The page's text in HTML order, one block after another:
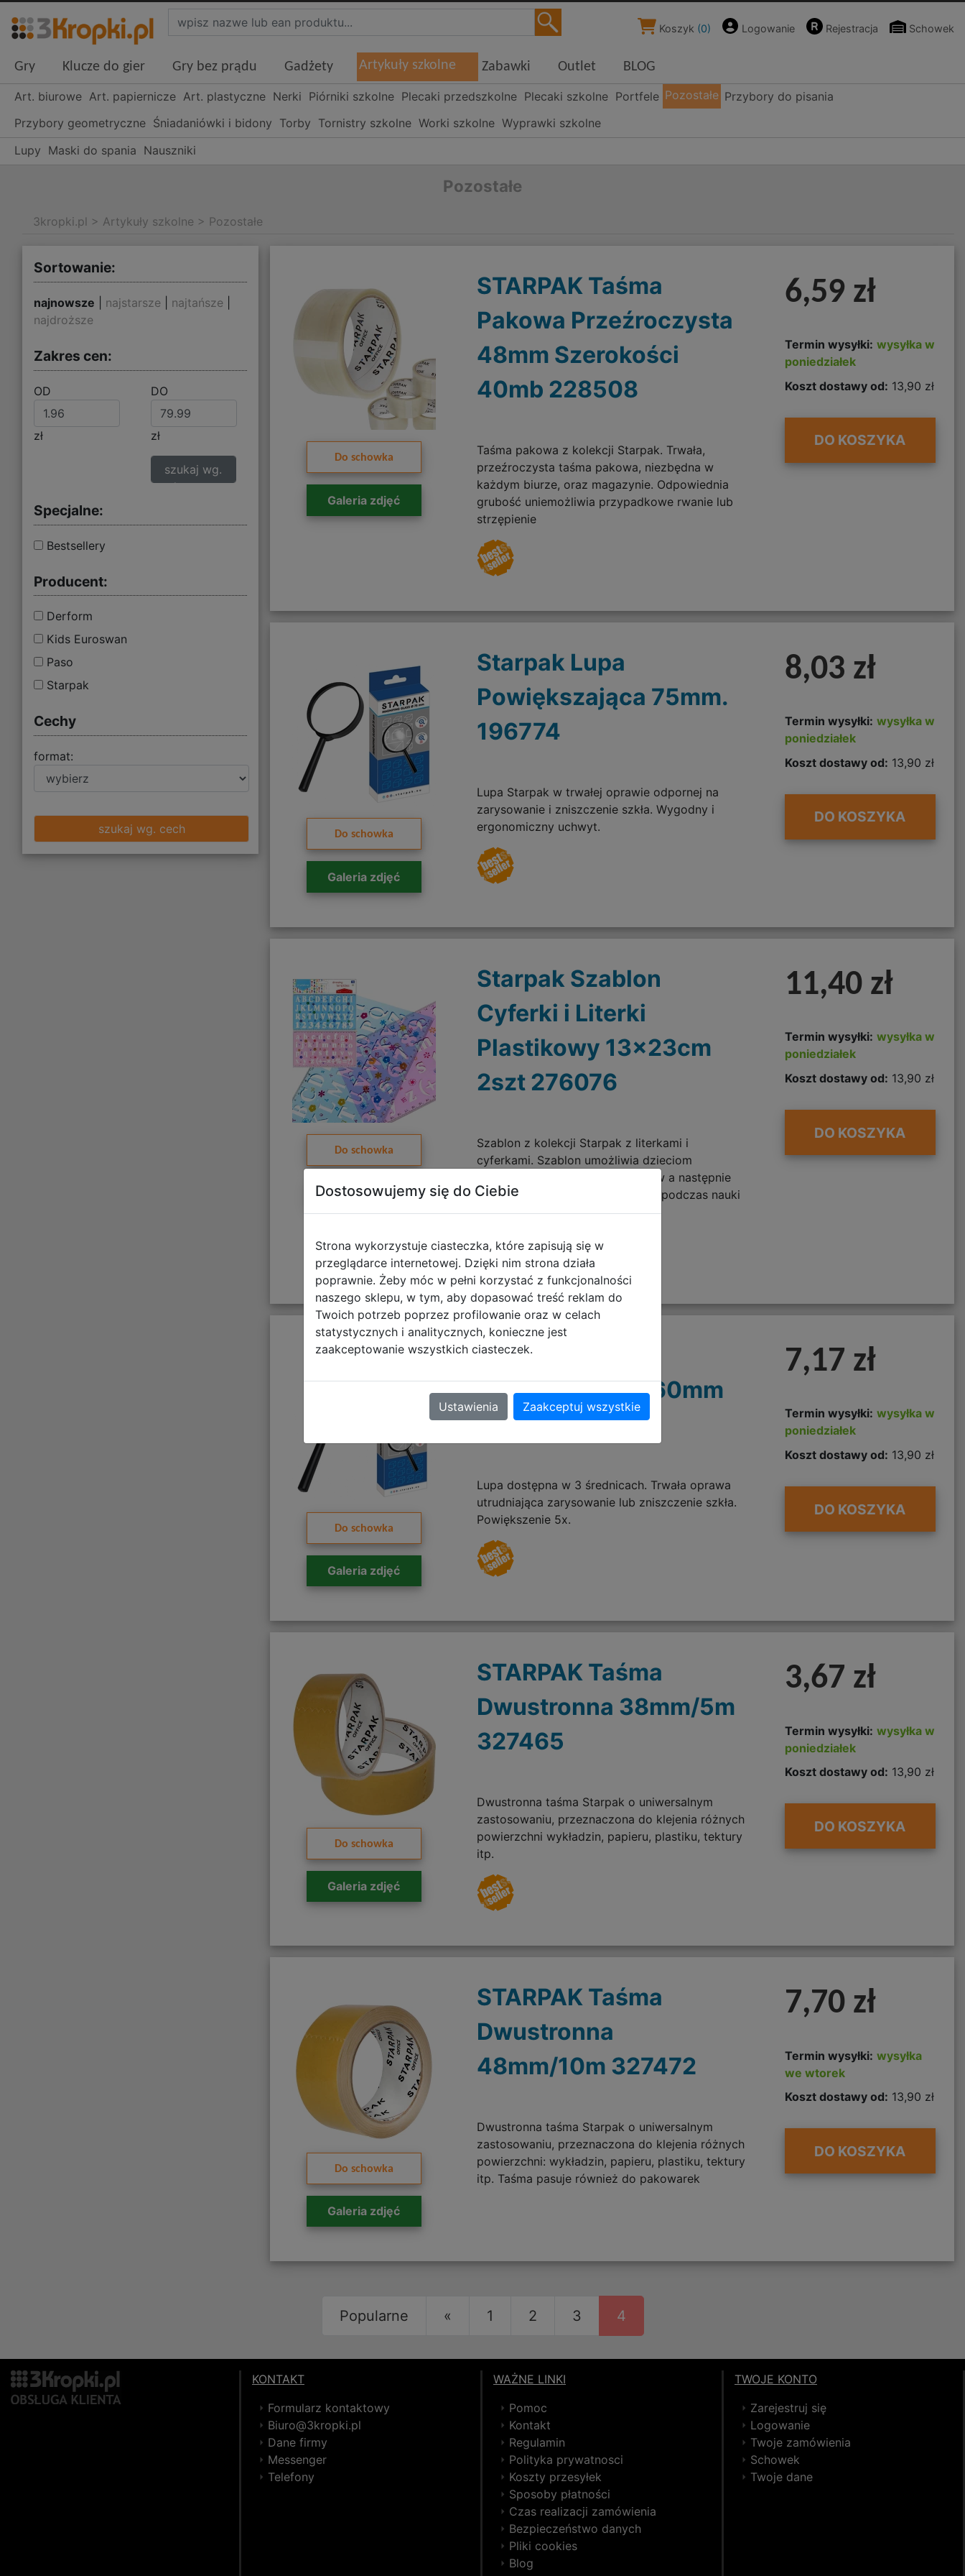
Koszyk (0) Logowanie Rejestracja Schowek
Gry Klucze do gier Gry bez prądu Gadżety Artykuły szkolne Zabawki Outlet BLOG
Art. biurowe Art. papiernicze Art. plastyczne Nerki Piórniki szkolne Plecaki przedszkolne Plecaki szkolne Portfele Pozostałe Przybory do pisania
Przybory geometryczne Śniadaniówki i bidony Torby Tornistry szkolne Worki szkolne Wyprawki szkolne
Lupy Maski do spania Nauszniki
Pozostałe
3kropki.pl > Artykuły szkolne > Pozostałe
Sortowanie:
najnowsze najstarsze najtańsze
najdroższe
Zakres cen:
OD
zł
DO
zł
szukaj wg.
zakresu cen
Specjalne:
Bestsellery
Producent:
Derform
Kids Euroswan
Paso
Starpak
Cechy
format:
szukaj wg. cech
Do schowka
Galeria zdjęć
STARPAK Taśma
Pakowa Przeźroczysta
48mm Szerokości
40mb 228508
Taśma pakowa z kolekcji Starpak. Trwała,
przeźroczysta taśma pakowa, niezbędna w
każdym biurze, oraz magazynie. Odpowiednia
grubość uniemożliwia przypadkowe rwanie lub
strzępienie
6,59 zł
Termin wysyłki: wysyłka w
poniedziałek
Koszt dostawy od: 13,90 zł
DO KOSZYKA
Do schowka
Galeria zdjęć
Starpak Lupa
Powiększająca 75mm.
196774
Lupa Starpak w trwałej oprawie odpornej na
zarysowanie i zniszczenie szkła. Wygodny i
ergonomiczny uchwyt.
8,03 zł
Termin wysyłki: wysyłka w
poniedziałek
Koszt dostawy od: 13,90 zł
DO KOSZYKA
Do schowka
Galeria zdjęć
Starpak Szablon
Cyferki i Literki
Plastikowy 13x23cm
2szt 276076
Szablon z kolekcji Starpak z literkami i
cyferkami. Szablon umożliwia dzieciom
rysowanie precyzyjnych kształtów a następnie
zabawę, np. kolorowanie. Idealny podczas nauki
pisania
11,40 zł
Termin wysyłki: wysyłka w
poniedziałek
Koszt dostawy od: 13,90 zł
DO KOSZYKA
Do schowka
Galeria zdjęć
Starpak Lupa
Powiększająca 60mm
226542
Lupa dostępna w 3 średnicach. Trwała oprawa
utrudniająca zarysowanie lub zniszczenie szkła.
Powiększenie 5x.
7,17 zł
Termin wysyłki: wysyłka w
poniedziałek
Koszt dostawy od: 13,90 zł
DO KOSZYKA
Do schowka
Galeria zdjęć
STARPAK Taśma
Dwustronna 38mm/5m
327465
Dwustronna taśma Starpak o uniwersalnym
zastosowaniu, przeznaczona do klejenia różnych
powierzchni wykładzin, papieru, plastiku, tektury
itp.
3,67 zł
Termin wysyłki: wysyłka w
poniedziałek
Koszt dostawy od: 13,90 zł
DO KOSZYKA
Do schowka
Galeria zdjęć
STARPAK Taśma
Dwustronna
48mm/10m 327472
Dwustronna taśma Starpak o uniwersalnym
zastosowaniu, przeznaczona do klejenia różnych
powierzchni: wykładzin, papieru, plastiku, tektury
itp. Taśma pasuje również do pakowarek
7,70 zł
Termin wysyłki: wysyłka
we wtorek
Koszt dostawy od: 13,90 zł
DO KOSZYKA
Popularne « Wstecz
1 2 3 4
KONTAKT
Formularz kontaktowy
Biuro@3kropki.pl
Dane firmy
Messenger
Telefony
WAŻNE LINKI
Pomoc
Kontakt
Regulamin
Polityka prywatnosci
Koszty przesyłek
Sposoby płatności
Czas realizacji zamówienia
Bezpieczeństwo danych
Pliki cookies
Blog
TWOJE KONTO
Zarejestruj się
Logowanie
Twoje zamówienia
Schowek
Twoje dane
Dostosowujemy się do Ciebie
Strona wykorzystuje ciasteczka, które zapisują się w
przeglądarce internetowej. Dzięki nim strona działa
poprawnie. Żeby móc w pełni korzystać z funkcjonalności
naszego sklepu, w tym, aby dopasować treść reklam do
Twoich potrzeb poprzez profilowanie oraz w celach
statystycznych i analitycznych, konieczne jest
zaakceptowanie wszystkich ciasteczek.
Ustawienia Zaakceptuj wszystkie